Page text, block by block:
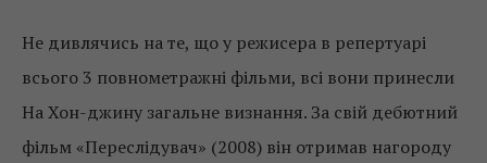
Не дивлячись на те, що у режисера в репертуарі
всього 3 повнометражні фільми, всі вони принесли
На Хон-джину загальне визнання. За свій дебютний
фільм «Переслідувач» (2008) він отримав нагороду